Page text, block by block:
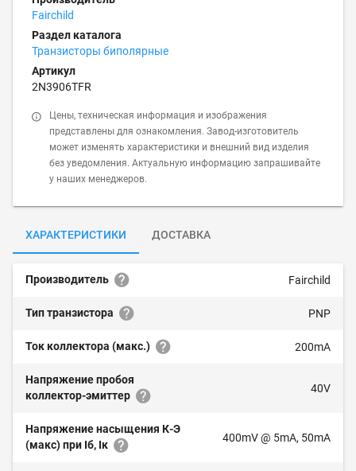
Fairchild
Раздел каталога
Транзисторы биполярные
Артикул
2N3906TFR
Цены, техническая информация и изображения
представлены для ознакомления. Завод-изготовитель
может изменять характеристики и внешний вид изделия
без уведомления. Актуальную информацию запрашивайте
у наших менеджеров.
ХАРАКТЕРИСТИКИ ДОСТАВКА
Производитель Fairchild
Тип транзистора PNP
Ток коллектора (макс.) 200mA
Напряжение пробоя
коллектор-эмиттер
40V
Напряжение насыщения К-Э
(макс) при Iб, Iк
400mV @ 5mA, 50mA